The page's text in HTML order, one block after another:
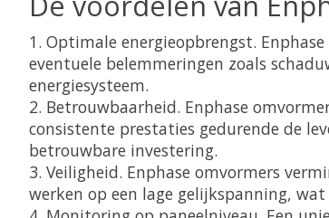
Optimale energieopbrengst.
eventuele belemmeringen zoals
energiesysteem.
Betrouwbaarheid. Enphase
consistente prestaties gedurende de
betrouwbare investering.
Veiligheid. Enphase omvormers
werken op een lage gelijkspanning,